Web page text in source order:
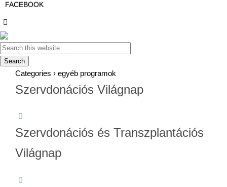
FACEBOOK
Categories › egyéb programok
Szervdonációs Világnap
Szervdonációs és Transzplantációs
Világnap